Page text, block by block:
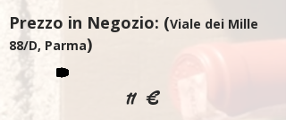
Prezzo in Negozio: (Viale dei Mille
88/D, Parma)
11 €